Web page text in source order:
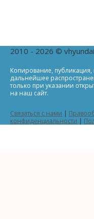
2010 - 2026 ©
Копирование,
дальнейшее
только при указании
на наш сайт.
Связаться с нами |
конфиденциальности |